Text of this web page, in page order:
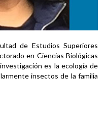
de Estudios Superiores
en Ciencias Biológicas
es la ecología de
insectos de la familia